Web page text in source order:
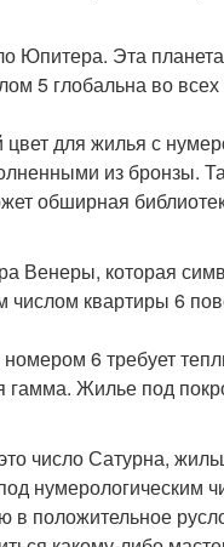
Юпитера. Эта
5 глобальна во
для жилья с
из бронзы.
обширная
Венеры, которая
числом квартиры 6
номером 6 требует
гамма. Жилье под
число Сатурна,
нумерологическим
в положительное